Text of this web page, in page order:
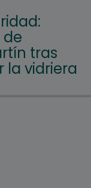
tras
la vidriera